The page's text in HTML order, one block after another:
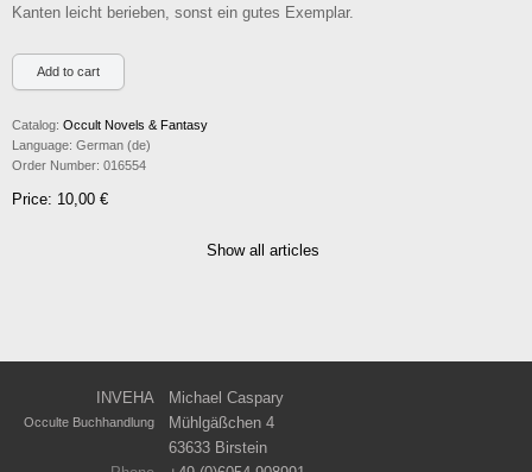
Kanten leicht berieben, sonst ein gutes Exemplar.
Catalog: Occult Novels & Fantasy
Language: German (de)
Order Number: 016554
Price: 10,00 €
Show all articles
INVEHA Michael Caspary
Occulte Buchhandlung
Mühlgäßchen 4
63633 Birstein